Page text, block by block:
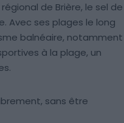
de Brière, le sel de
Avec ses plages le long
balnéaire, notamment
à la plage, un
sans être